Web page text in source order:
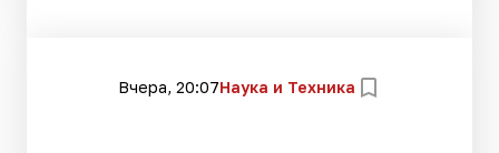
Вчера, 20:07Наука и Техника